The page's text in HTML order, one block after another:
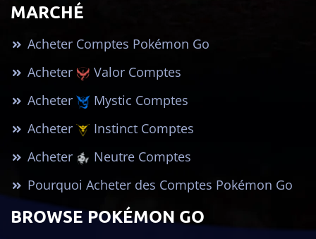
MARCHÉ
Acheter Comptes Pokémon Go
Acheter
Valor Comptes
Acheter
Mystic Comptes
Acheter
Instinct Comptes
Acheter
Neutre Comptes
Pourquoi Acheter des Comptes Pokémon Go
BROWSE POKÉMON GO